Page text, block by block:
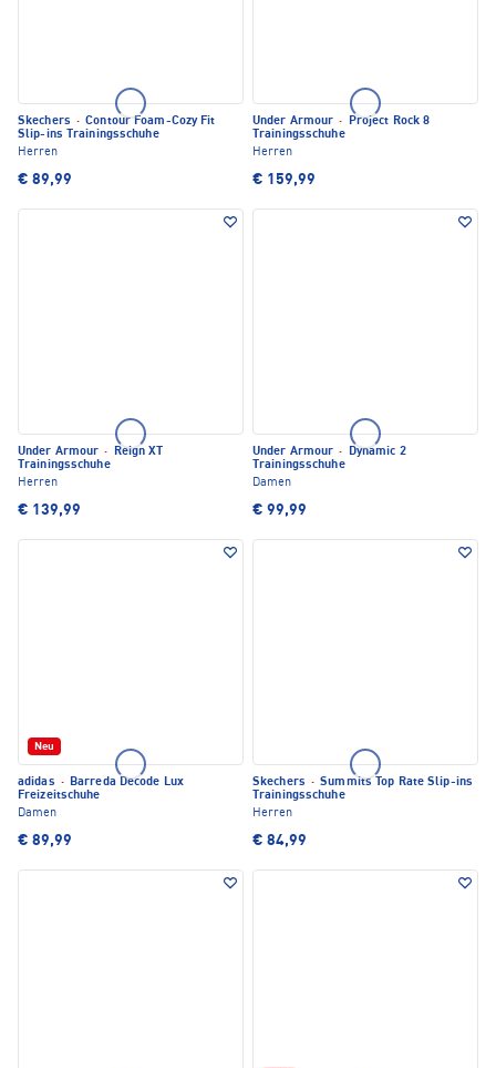
Skechers · Contour Foam-Cozy Fit
Slip-ins Trainingsschuhe
Herren
€ 89,99
Under Armour ·
Project Rock 8
Trainingsschuhe
Herren
€ 159,99
Under Armour ·
Reign XT
Trainingsschuhe
Herren
€ 139,99
Under Armour ·
Dynamic 2
Trainingsschuhe
Damen
€ 99,99
Neu
adidas · Barreda Decode Lux
Freizeitschuhe
Damen
€ 89,99
Skechers · Summits Top Rate Slip-ins
Trainingsschuhe
Herren
€ 84,99